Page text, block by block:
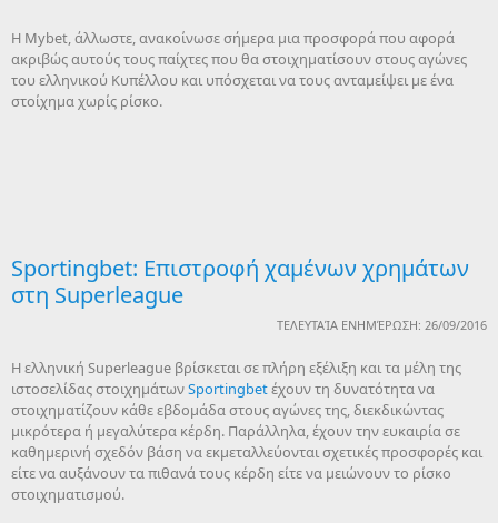
Η Mybet, άλλωστε, ανακοίνωσε σήμερα μια προσφορά που αφορά
ακριβώς αυτούς τους παίχτες που θα στοιχηματίσουν στους αγώνες
του ελληνικού Κυπέλλου και υπόσχεται να τους ανταμείψει με ένα
στοίχημα χωρίς ρίσκο.
Sportingbet: Επιστροφή χαμένων χρημάτων
στη Superleague
ΤΕΛΕΥΤΑΊΑ ΕΝΗΜΈΡΩΣΗ: 26/09/2016
Η ελληνική Superleague βρίσκεται σε πλήρη εξέλιξη και τα μέλη της
ιστοσελίδας στοιχημάτωνSportingbetέχουν τη δυνατότητα να
στοιχηματίζουν κάθε εβδομάδα στους αγώνες της, διεκδικώντας
μικρότερα ή μεγαλύτερα κέρδη. Παράλληλα, έχουν την ευκαιρία σε
καθημερινή σχεδόν βάση να εκμεταλλεύονται σχετικές προσφορές και
είτε να αυξάνουν τα πιθανά τους κέρδη είτε να μειώνουν το ρίσκο
στοιχηματισμού.